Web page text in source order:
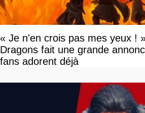
« Je n'en crois pas mes yeux !
Dragons fait une grande
fans adorent déjà